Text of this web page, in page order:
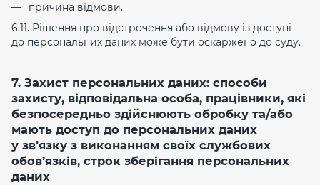
причина відмови.
6.11. Рішення про відстрочення або відмову із доступі
до персональних даних може бути оскаржено до суду.
7. Захист персональних даних: способи
захисту, відповідальна особа, працівники, які
безпосередньо здійснюють обробку та/або
мають доступ до персональних даних
у зв’язку з виконанням своїх службових
обов’язків, строк зберігання персональних
даних